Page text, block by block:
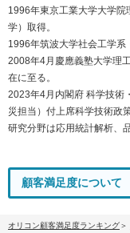
1996年東京工業大学大学院
学）取得。
1996年筑波大学社会工学系
2008年4月慶應義塾大学理
在に至る。
2023年4月内閣府 科学技術
災担当）付上席科学技術政
研究分野は応用統計解析、
顧客満足度について
オリコン顧客満足度ランキング